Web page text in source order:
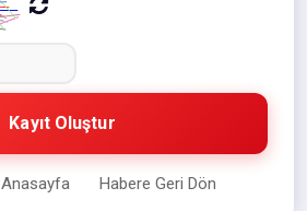
Kayıt Oluştur
Anasayfa Habere Geri Dön